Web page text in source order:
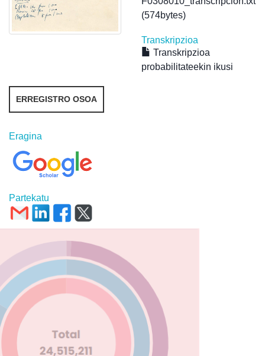
(574bytes)
Transkripzioa
Transkripzioa
probabilitateekin ikusi
ERREGISTRO OSOA
Eragina
Partekatu